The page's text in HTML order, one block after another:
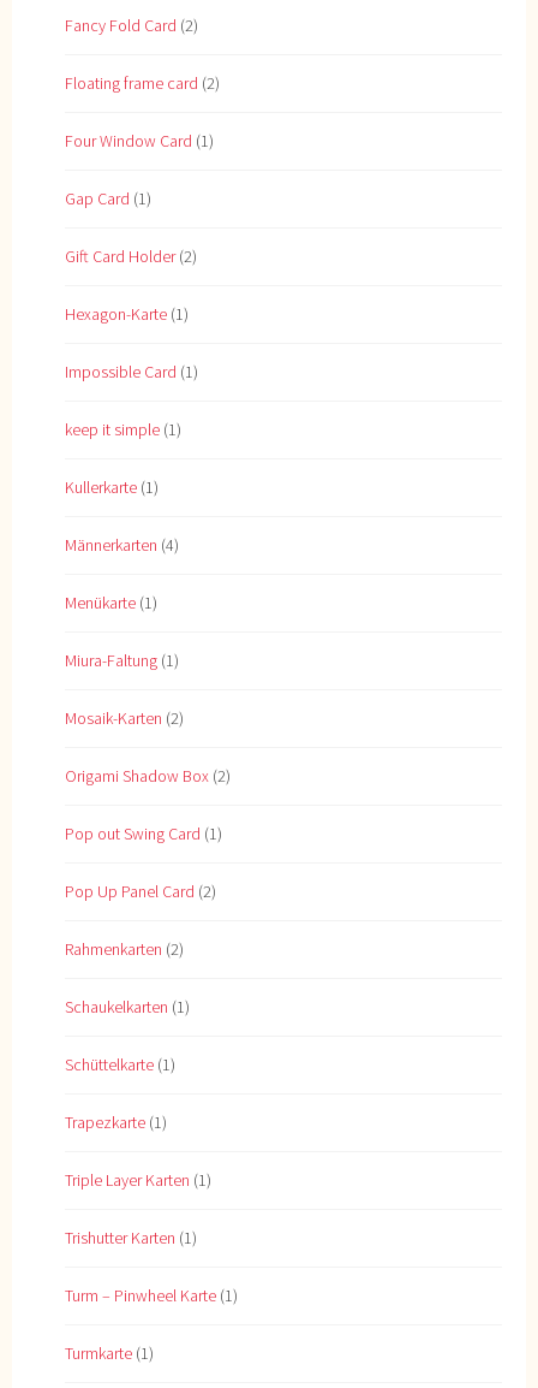
Fancy Fold Card (2)
Floating frame card (2)
Four Window Card (1)
Gap Card (1)
Gift Card Holder(2)
Hexagon-Karte (1)
Impossible Card (1)
keep it simple (1)
Kullerkarte (1)
Männerkarten (4)
Menükarte (1)
Miura-Faltung (1)
Mosaik-Karten (2)
Origami Shadow Box (2)
Pop out Swing Card (1)
Pop Up Panel Card (2)
Rahmenkarten (2)
Schaukelkarten (1)
Schüttelkarte (1)
Trapezkarte (1)
Triple Layer Karten (1)
Trishutter Karten (1)
Turm – Pinwheel Karte (1)
Turmkarte (1)